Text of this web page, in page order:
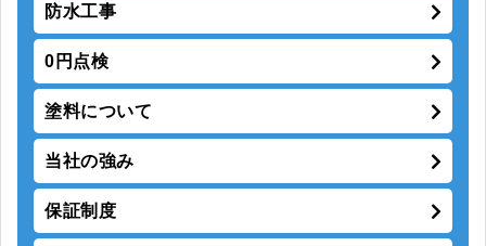
防水工事
0円点検
塗料について
当社の強み
保証制度